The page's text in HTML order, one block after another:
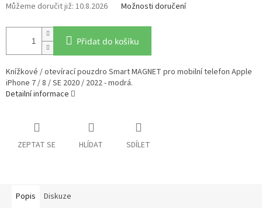
10.8.2026 Možnosti doručení
Přidat do košíku
Knížkové / otevírací pouzdro Smart MAGNET pro mobilní telefon Apple
iPhone 7 / 8 / SE 2020 / 2022 - modrá.
Detailní informace
ZEPTAT SE HLÍDAT SDÍLET
Popis Diskuze